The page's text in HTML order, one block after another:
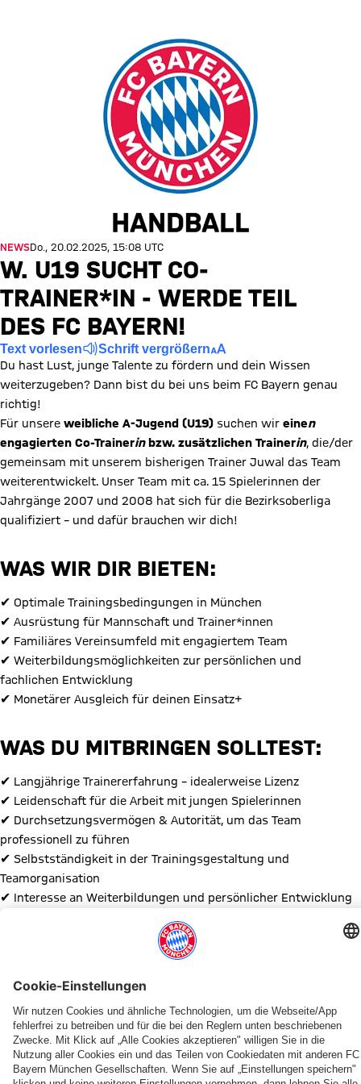
NEWSDo., 20.02.2025, 15:08 UTC
W. U19 SUCHT CO-
TRAINER*IN - WERDE TEIL
DES FC BAYERN!
Text vorlesen Schrift vergrößern
Du hast Lust, junge Talente zu fördern und dein Wissen
weiterzugeben? Dann bist du bei uns beim FC Bayern genau
richtig!
Für unsere weibliche A-Jugend (U19) suchen wir einen
engagierten Co-Trainerin bzw. zusätzlichen Trainerin, die/der
gemeinsam mit unserem bisherigen Trainer Juwal das Team
weiterentwickelt. Unser Team mit ca. 15 Spielerinnen der
Jahrgänge 2007 und 2008 hat sich für die Bezirksoberliga
qualifiziert – und dafür brauchen wir dich!
WAS WIR DIR BIETEN:
✔ Optimale Trainingsbedingungen in München
✔ Ausrüstung für Mannschaft und Trainer*innen
✔ Familiäres Vereinsumfeld mit engagiertem Team
✔ Weiterbildungsmöglichkeiten zur persönlichen und
fachlichen Entwicklung
✔ Monetärer Ausgleich für deinen Einsatz+
WAS DU MITBRINGEN SOLLTEST:
✔ Langjährige Trainererfahrung – idealerweise Lizenz
✔ Leidenschaft für die Arbeit mit jungen Spielerinnen
✔ Durchsetzungsvermögen & Autorität, um das Team
professionell zu führen
✔ Selbstständigkeit in der Trainingsgestaltung und
Teamorganisation
✔ Interesse an Weiterbildungen und persönlicher Entwicklung
Teammanagement (auch im Austausch mit der wB und
wir freuen uns auf dich!
Kontakt:h.pfister@fcbayern-handball.de
Diesen Artikel teilen